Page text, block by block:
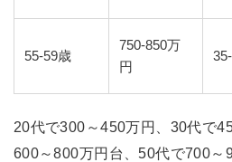
55-59歳
750-850万
円
20代で300～450万円、30代で
600～800万円台、50代で700～